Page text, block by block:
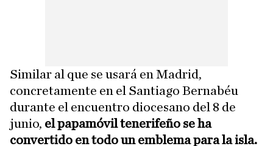
Similar al que se usará en Madrid,
concretamente en el Santiago Bernabéu
durante el encuentro diocesano del 8 de
junio, el papamóvil tenerifeño se ha
convertido en todo un emblema para la isla.